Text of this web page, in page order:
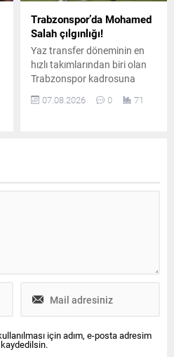
Trabzonspor’da Mohamed
Salah çılgınlığı!
Yaz transfer döneminin en
hızlı takımlarından biri olan
Trabzonspor kadrosuna
kattığı dünya yıldızı
Mohamed Salah için
07.08.2026 0 71
için adım, e-posta adresim